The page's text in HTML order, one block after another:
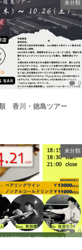
未分類
0
香川・徳島ツアー
未分類
0